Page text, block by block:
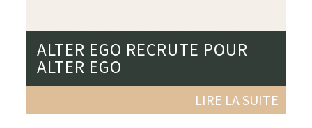
ALTER EGO RECRUTE POUR
ALTER EGO
LIRE LA SUITE